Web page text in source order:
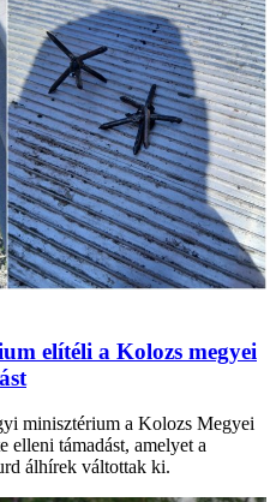
elítéli a Kolozs megyei
minisztérium a Kolozs Megyei
elleni támadást, amelyet a
álhírek váltottak ki.